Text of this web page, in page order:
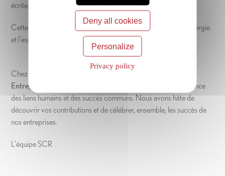
écrite, plateformes digitales, ainsi que dans le métro.
Cette campagne a été pensée pour refléter l’enthousiasme, l’énergie
et l’esprit de réussite qui sont au cœur de cette fête.
Chez Groupe SCR, nous sommes convaincus que la
Entreprises”
est un moment privilégié pour souligner l’importance
des liens humains et des succès communs. Nous avons hâte de
découvrir vos contributions et de célébrer, ensemble, les succès de
nos entreprises.
L’équipe SCR
Deny all cookies
Personalize
Privacy policy